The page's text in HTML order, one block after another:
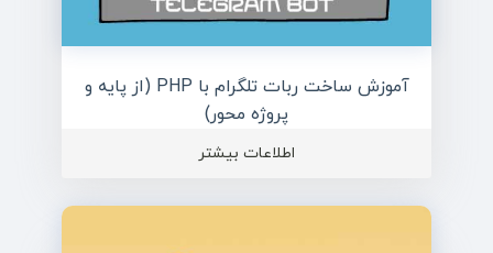
آموزش ساخت ربات تلگرام با PHP (از پایه و
پروژه محور)
اطلاعات بیشتر